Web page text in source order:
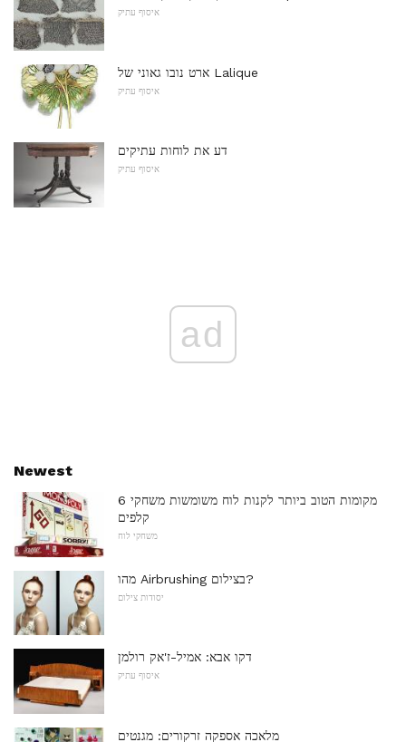
איסוף עתיק
ארט נובו גאוני של Lalique
איסוף עתיק
דע את לוחות עתיקים
איסוף עתיק
ad
Newest
6 מקומות הטוב ביותר לקנות לוח משומשות משחקי
קלפים
משחקי לוח
מהו Airbrushing בצילום?
יסודות צילום
דקו אבא: אמיל-ז'אק רולמן
איסוף עתיק
מלאכה אספקה ​​זרקורים: מגנטים